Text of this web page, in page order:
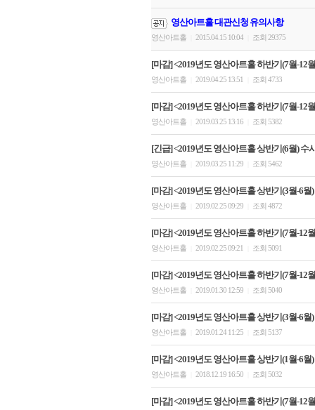
영산아트홀 대관신청 유의사항
영산아트홀 2015.04.15 10:04 조회 29375
[마감] <2019년도 영산아트홀 하반기(7월-12
영산아트홀 2019.04.25 13:51 조회 4733
[마감] <2019년도 영산아트홀 하반기(7월-12
영산아트홀 2019.03.25 13:16 조회 5382
[긴급] <2019년도 영산아트홀 상반기(6월) 수
영산아트홀 2019.03.25 11:29 조회 5462
[마감] <2019년도 영산아트홀 상반기(3월-6월
영산아트홀 2019.02.25 09:29 조회 4872
[마감] <2019년도 영산아트홀 하반기(7월-12
영산아트홀 2019.02.25 09:21 조회 5091
[마감] <2019년도 영산아트홀 하반기(7월-12
영산아트홀 2019.01.30 12:59 조회 5040
[마감] <2019년도 영산아트홀 상반기(3월-6월
영산아트홀 2019.01.24 11:25 조회 5137
[마감] <2019년도 영산아트홀 상반기(1월-6월
영산아트홀 2018.12.19 16:50 조회 5032
[마감] <2019년도 영산아트홀 하반기(7월-12